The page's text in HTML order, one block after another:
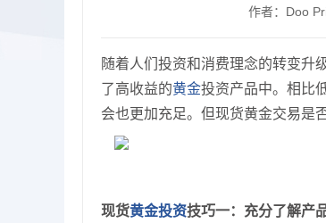
作者：Doo
随着人们投资和消费理念的转变升
了高收益的黄金投资产品中。相比
会也更加充足。但现货黄金交易是
现货黄金投资技巧一：充分了解产